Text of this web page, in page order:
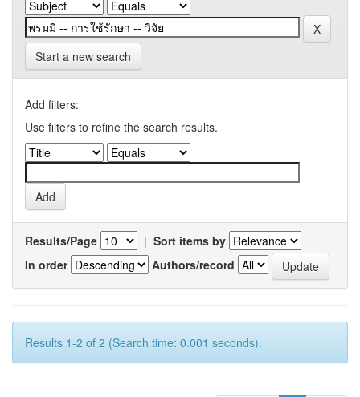
Start a new search
Add filters:
Use filters to refine the search results.
Results/Page | Sort items by
In order
Authors/record
Results 1-2 of 2 (Search time: 0.001 seconds).